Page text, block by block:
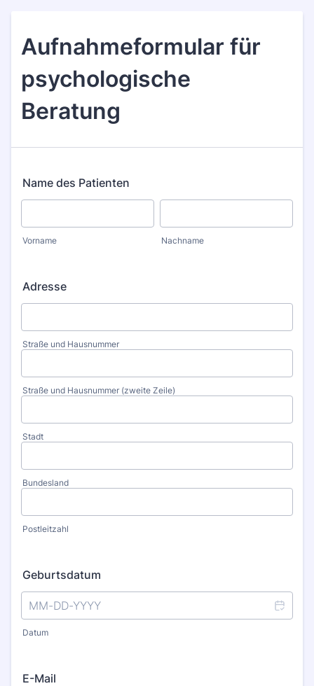
Aufnahmeformular für
psychologische
Beratung
Name des Patienten
Vorname Nachname
Adresse
Straße und Hausnummer
Straße und Hausnummer (zweite Zeile)
Stadt
Bundesland
Postleitzahl
Geburtsdatum
Datum
E-Mail